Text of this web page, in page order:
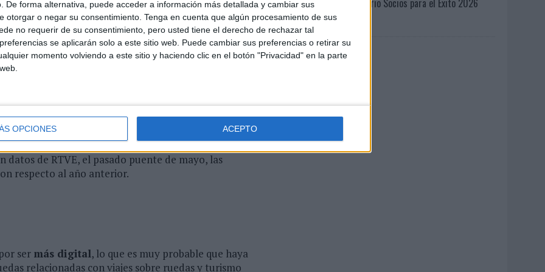
De forma alternativa, puede acceder a información más detallada y cambiar sus
otorgar o negar su consentimiento. Tenga en cuenta que algún procesamiento de sus
no requerir de su consentimiento, pero usted tiene el derecho de rechazar tal
se aplicarán solo a este sitio web. Puede cambiar sus preferencias o retirar su
momento volviendo a este sitio y haciendo clic en el botón "Privacidad" en la parte
OPCIONES ACEPTO
Siri en el móvil y otros domésticos como es el
Según Aseicar (Asociación Española de la Industria
caravanas y las matriculaciones crecen
las 8.900 en 2019
de este tipo de vehículos en marzo y abril, el
especialmente con lo que respecta al
vacacional al alza, las casas rurales también
datos de RTVE, el pasado puente de mayo, las
respecto al año anterior.
ser más digital, lo que es muy probable que haya
relacionadas con viajes sobre ruedas y turismo